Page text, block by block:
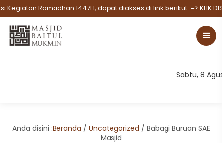
1447H, dapat diakses di link berikut:=> KLIK DISINI UNTUK
Sabtu, 8
Anda disini :Beranda / Uncategorized / Babagi Buruan SAE
Masjid